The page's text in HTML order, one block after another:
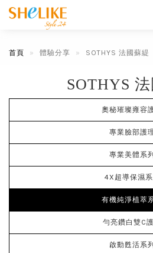
首頁 體驗分享 SOTHYS 法國蘇緹
SOTHYS
奧秘璀璨雍容
專業臉部護
專業美體系列
4X超導保濕系
有機純淨植萃
勻亮鑽白雙C
啟動甦活系列